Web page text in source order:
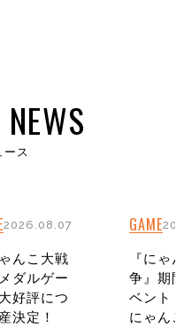
ース
2026.08.07
ゃんこ大戦
ダルゲー
好評につ
決定！
GAME
『にゃ
争』期
ベント
にゃん